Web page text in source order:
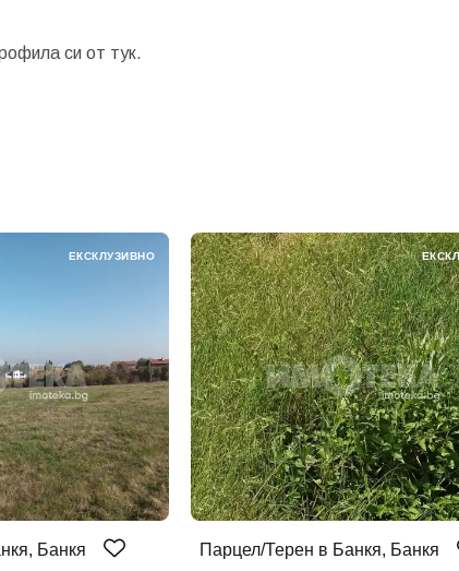
си от тук.
Банкя
ЕКСКЛУЗИВНО
Парцел/Терен в Банкя, Банкя